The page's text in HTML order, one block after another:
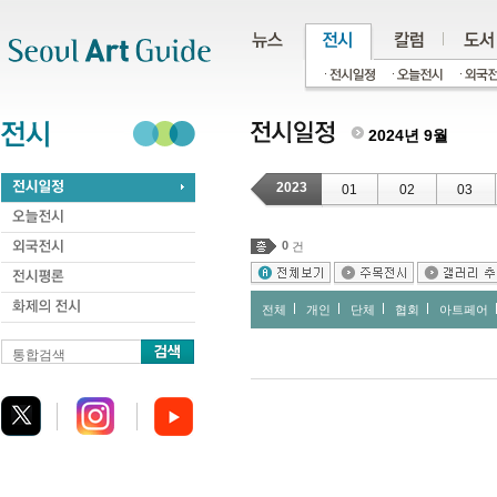
통합검색
2024년 9월
2023 01 02 03
0 건
전체 개인 단체 협회 아트페어